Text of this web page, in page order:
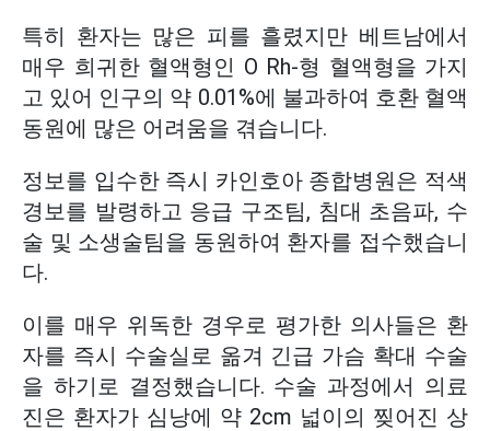
특히 환자는 많은 피를 흘렸지만 베트남에서
매우 희귀한 혈액형인 O Rh-형 혈액형을 가지
고 있어 인구의 약 0.01%에 불과하여 호환 혈액
동원에 많은 어려움을 겪습니다.
정보를 입수한 즉시 카인호아 종합병원은 적색
경보를 발령하고 응급 구조팀, 침대 초음파, 수
술 및 소생술팀을 동원하여 환자를 접수했습니
다.
이를 매우 위독한 경우로 평가한 의사들은 환
자를 즉시 수술실로 옮겨 긴급 가슴 확대 수술
을 하기로 결정했습니다. 수술 과정에서 의료
진은 환자가 심낭에 약 2cm 넓이의 찢어진 상